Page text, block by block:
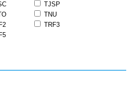
TJSP
TNU
TRF3